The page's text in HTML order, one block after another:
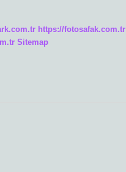
https://fotosafak.com.tr
Sitemap